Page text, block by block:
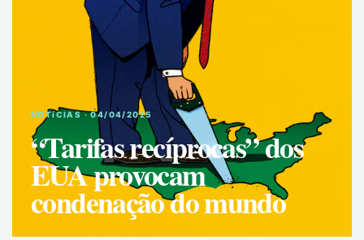
NOTíCIAS · 04/04/2025
“Tarifas recíprocas” dos
EUA provocam
condenação do mundo